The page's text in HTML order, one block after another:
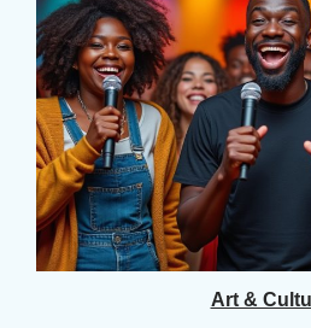
Art &